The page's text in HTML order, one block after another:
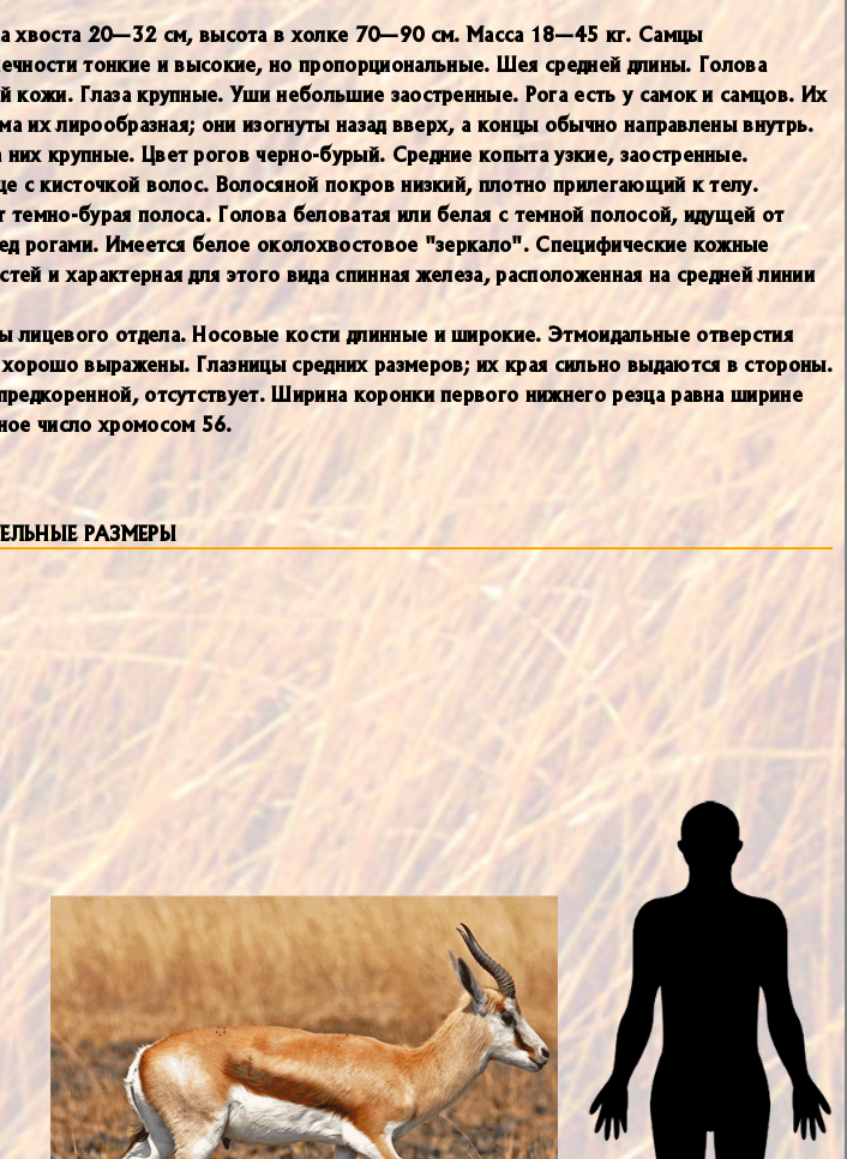
хвоста 20—32 см, высота в холке 70—90 см. Масса 18—45 кг. Самцы
тонкие и высокие, но пропорциональные. Шея средней длины. Голова
Глаза крупные. Уши небольшие заостренные. Рога есть у самок и самцов. Их
лирообразная; они изогнуты назад вверх, а концы обычно направлены внутрь.
крупные. Цвет рогов черно-бурый. Средние копыта узкие, заостренные.
кисточкой волос. Волосяной покров низкий, плотно прилегающий к телу.
бурая полоса. Голова беловатая или белая с темной полосой, идущей от
рогами. Имеется белое околохвостовое "зеркало". Специфические кожные
и характерная для этого вида cпинная железа, расположенная на средней линии
лицевого отдела. Носовые кости длинные и широкие. Этмоидальные отверстия
выражены. Глазницы средних размеров; их края сильно выдаются в стороны.
отсутствует. Ширина коронки первого нижнего резца равна ширине
число хромосом 56.
РАЗМЕРЫ